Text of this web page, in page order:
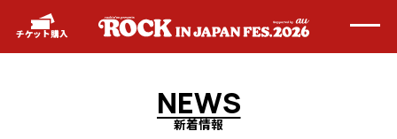
チケット購入
メッセージ
新着情報
出演アーティスト
タイムテーブル
飲食店
NEWS
新着情報